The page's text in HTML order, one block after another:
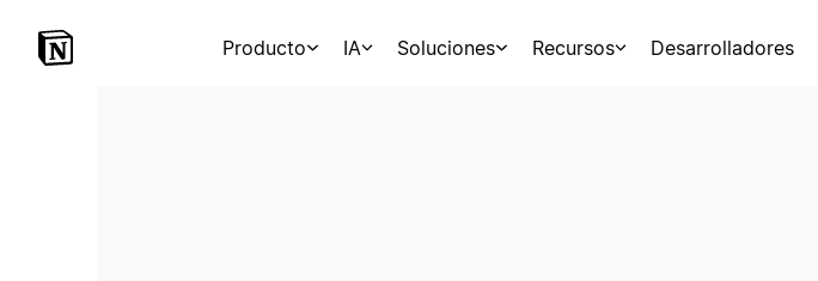
Producto IA Soluciones Recursos Desarrolladores